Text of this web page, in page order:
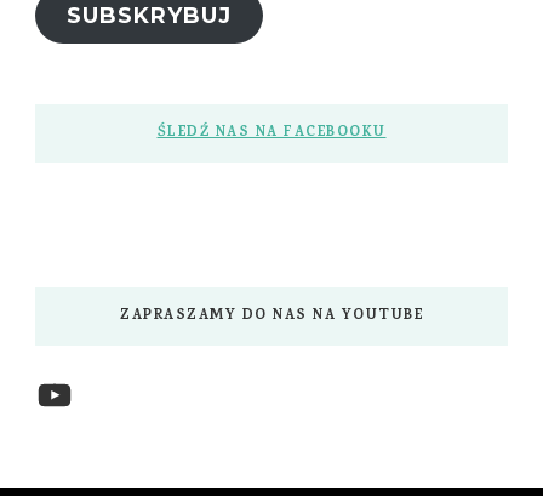
SUBSKRYBUJ
ŚLEDŹ NAS NA FACEBOOKU
ZAPRASZAMY DO NAS NA YOUTUBE
YouTube